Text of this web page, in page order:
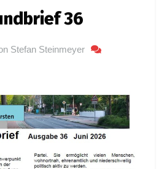
36
Stefan Steinmeyer